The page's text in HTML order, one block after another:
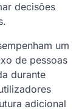
decisões
um
de pessoas
durante
adicional